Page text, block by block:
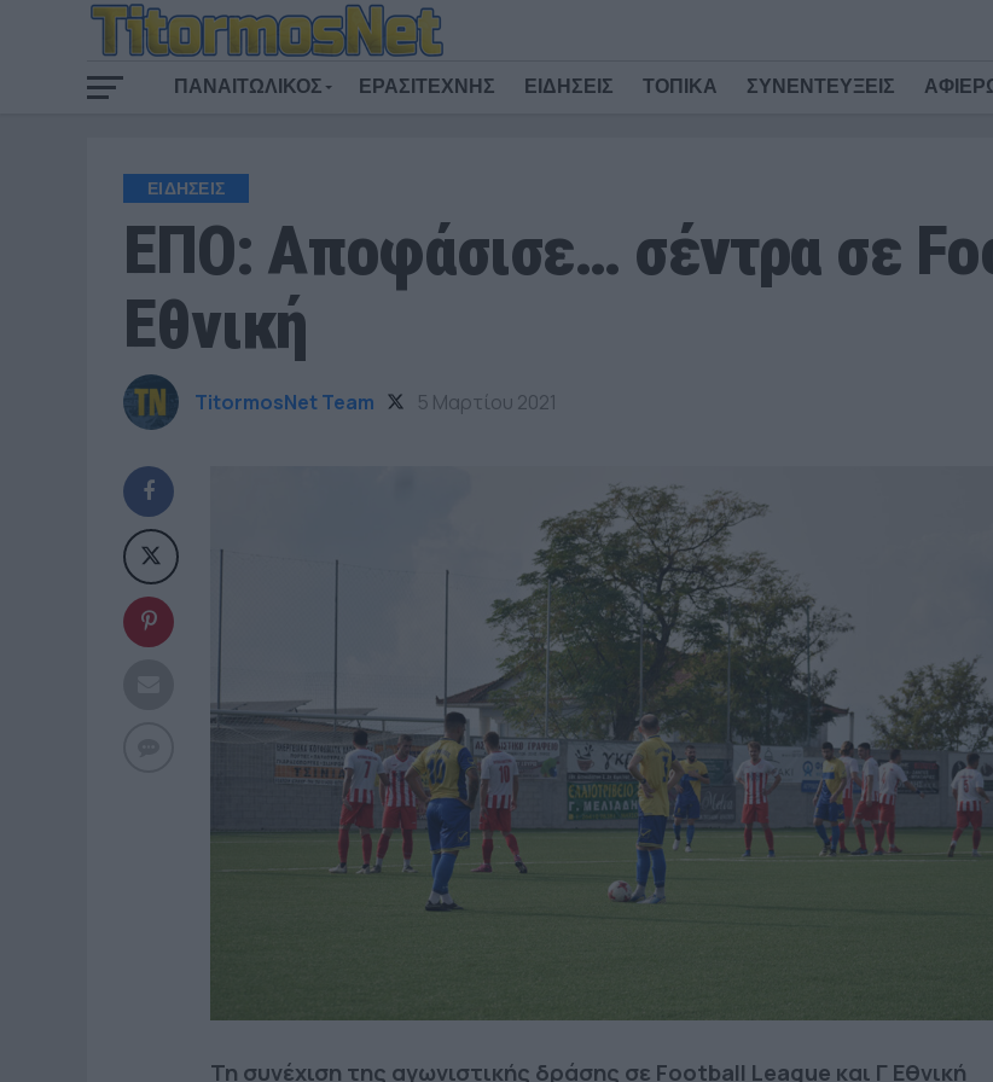
ΠΑΝΑΙΤΩΛΙΚΟΣ ΕΡΑΣΙΤΕΧΝΗΣ ΕΙΔΗΣΕΙΣ ΤΟΠΙΚΑ ΣΥΝΕΝΤΕΥΞΕΙΣ
ΕΙΔΗΣΕΙΣ
ΕΠΟ: Αποφάσισε… σέντρα σε
Εθνική
TitormosNet Team 5 Μαρτίου 2021
Τη συνέχιση της αγωνιστικής δράσης σε Football League και Γ Εθνική